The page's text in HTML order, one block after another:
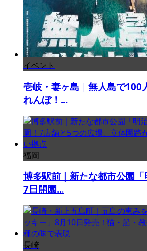
イベント
壱岐・妻ヶ島｜無人島で100
れんぼ！...
福岡
博多駅前｜新たな都市公園「
7日開園...
長崎